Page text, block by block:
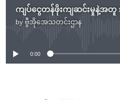
by ဗွီအိုအေသတင်းဌာန
No media source
0:00